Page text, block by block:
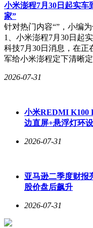
小米澎程7月30日起实车
家”
针对热门内容“”，小编
1、小米澎程7月30日起
科技7月30日消息，在
军给小米澎程定下清晰
2026-07-31
小米REDMI K100
边直屏+悬浮灯环
2026-07-31
亚马逊二季度财报
股价盘后飙升
2026-07-31